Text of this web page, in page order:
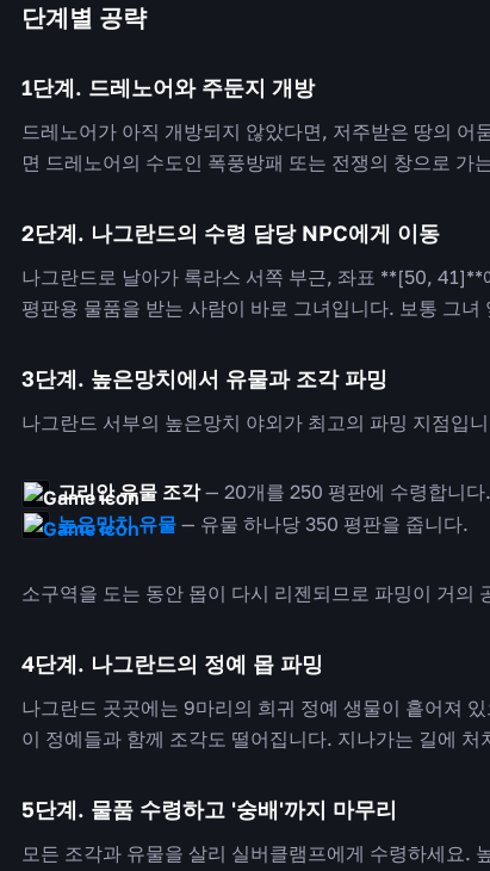
단계별 공략
1단계. 드레노어와 주둔지 개방
드레노어가 아직 개방되지 않았다면, 저주받은 땅의
면 드레노어의 수도인 폭풍방패 또는 전쟁의 창으로 가
2단계. 나그란드의 수령 담당 NPC에게 이동
나그란드로 날아가 록라스 서쪽 부근, 좌표 **[50, 41]**
평판용 물품을 받는 사람이 바로 그녀입니다. 보통 그
3단계. 높은망치에서 유물과 조각 파밍
나그란드 서부의 높은망치 야외가 최고의 파밍 지점입
고리안 유물 조각— 20개를 250 평판에 수령합니다.
높은망치 유물 — 유물 하나당 350 평판을 줍니다.
소구역을 도는 동안 몹이 다시 리젠되므로 파밍이 거의
4단계. 나그란드의 정예 몹 파밍
나그란드 곳곳에는 9마리의 희귀 정예 생물이 흩어져
이 정예들과 함께 조각도 떨어집니다. 지나가는 길에 처
5단계. 물품 수령하고 '숭배'까지 마무리
모든 조각과 유물을 살리 실버클램프에게 수령하세요.